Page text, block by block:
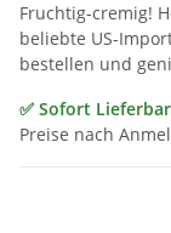
Fruchtig-cremig!
beliebte US-
bestellen und
✅ Sofort Lieferbar
Preise nach